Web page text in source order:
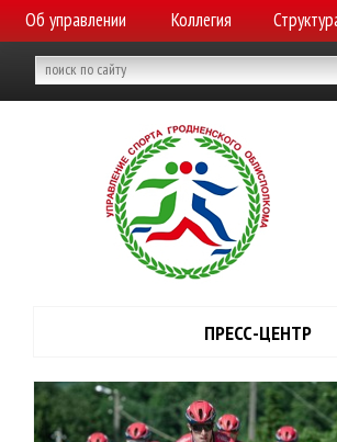
Об управлении Коллегия
ПРЕСС-ЦЕНТР